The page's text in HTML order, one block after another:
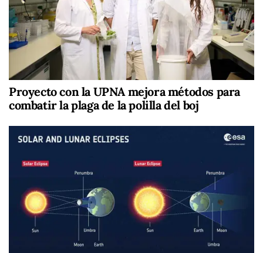
Proyecto con la UPNA mejora métodos para
combatir la plaga de la polilla del boj